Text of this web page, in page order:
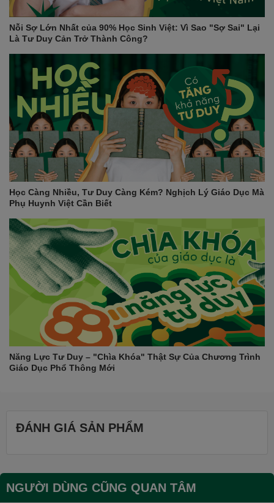
Nỗi Sợ Lớn Nhất của 90% Học Sinh Việt: Vì Sao "Sợ Sai" Lại
Là Tư Duy Cản Trở Thành Công?
Học Càng Nhiều, Tư Duy Càng Kém? Nghịch Lý Giáo Dục Mà
Phụ Huynh Việt Cần Biết
Năng Lực Tư Duy – "Chìa Khóa" Thật Sự Của Chương Trình
Giáo Dục Phổ Thông Mới
ĐÁNH GIÁ SẢN PHẨM
NGƯỜI DÙNG CŨNG QUAN TÂM